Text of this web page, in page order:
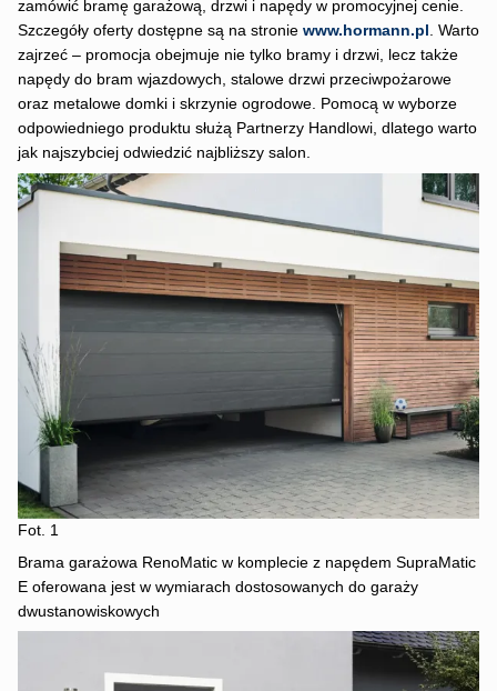
zamówić bramę garażową, drzwi i napędy w promocyjnej cenie.
Szczegóły oferty dostępne są na stronie www.hormann.pl . Warto
zajrzeć – promocja obejmuje nie tylko bramy i drzwi, lecz także
napędy do bram wjazdowych, stalowe drzwi przeciwpożarowe
oraz metalowe domki i skrzynie ogrodowe. Pomocą w wyborze
odpowiedniego produktu służą Partnerzy Handlowi, dlatego warto
jak najszybciej odwiedzić najbliższy salon.
Fot. 1
Brama garażowa RenoMatic w komplecie z napędem SupraMatic
E oferowana jest w wymiarach dostosowanych do garaży
dwustanowiskowych